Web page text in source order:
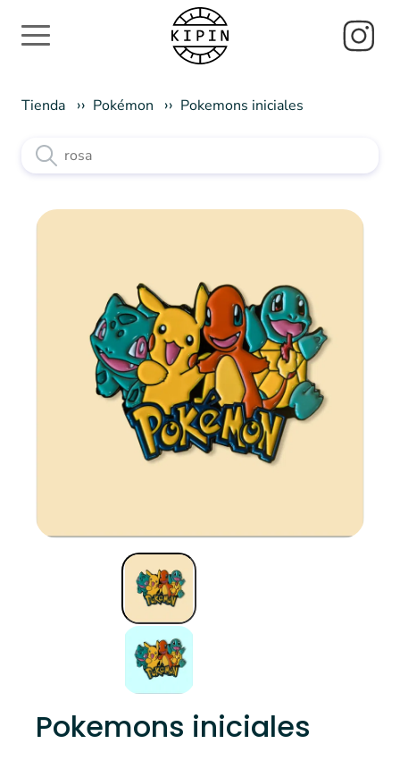
Tienda Pokémon Pokemons iniciales
Pokemons iniciales